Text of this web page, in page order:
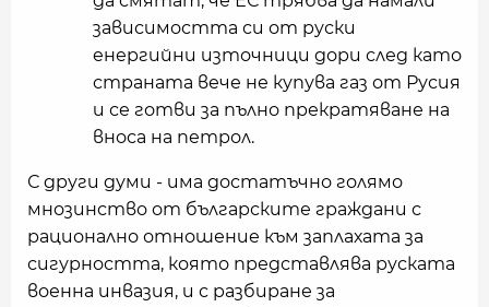
зависимостта си от руски
енергийни източници дори след като
страната вече не купува газ от Русия
и се готви за пълно прекратяване на
вноса на петрол.
С други думи - има достатъчно голямо
мнозинство от българските граждани с
рационално отношение към заплахата за
сигурността, която представлява руската
военна инвазия, и с разбиране за